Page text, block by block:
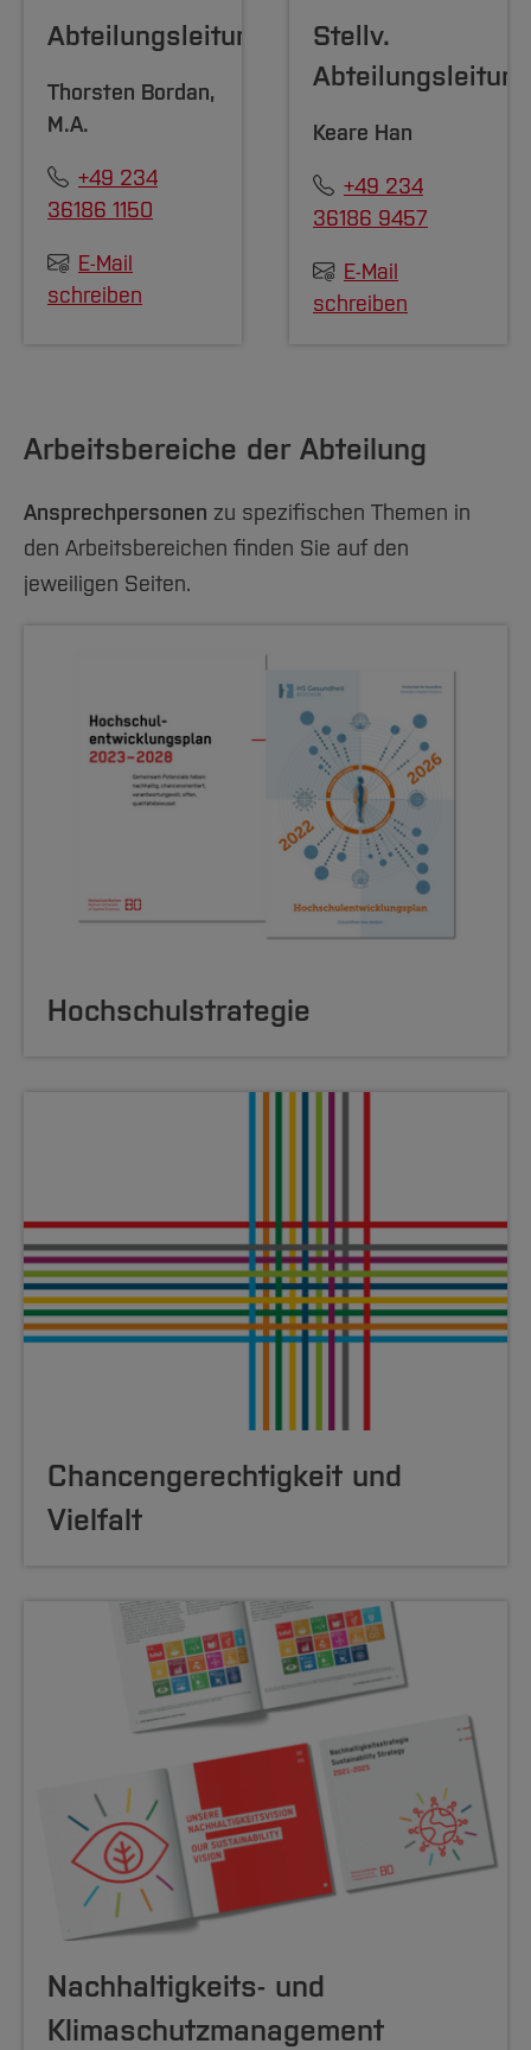
Arbeiten im FB G
International
Team
Service
Studieninteressierte
Fachgruppen
Forschung und Entwicklung
International
Team
Service
Notfall-Infos
BO Shop
Gleichstellung
Diskriminierungsfreie Hochschule
Vertretungen
Wahlen
Hochschulbibliothek
International Office
qed-Stiftung
Zentrale Studienberatung
Abteilungsleitung
Thorsten Bordan,
M.A.
+49 234
36186 1150
E-Mail
schreiben
Stellv.
Abteilungsleitung
Keare Han
+49 234
36186 9457
E-Mail
schreiben
Arbeitsbereiche der Abteilung
Ansprechpersonen zu spezifischen Themen in
den Arbeitsbereichen finden Sie auf den
jeweiligen Seiten.
Hochschulstrategie
Chancengerechtigkeit und
Vielfalt
Nachhaltigkeits- und
Klimaschutzmanagement